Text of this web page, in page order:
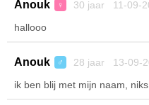
Anouk ♀ 30 jaar 11-09-
hallooo
Anouk ♂ 28 jaar 13-09-
ik ben blij met mijn naam,